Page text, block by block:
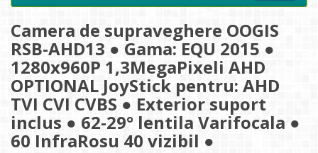
Camera de supraveghere OOGIS
RSB-AHD13 ● Gama: EQU 2015 ●
1280x960P 1,3MegaPixeli AHD
OPTIONAL JoyStick pentru: AHD
TVI CVI CVBS ● Exterior suport
inclus ● 62-29° lentila Varifocala ●
60 InfraRosu 40 vizibil ●